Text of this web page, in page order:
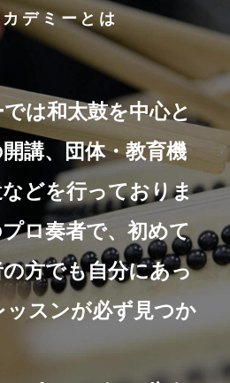
デミーとは
は和太鼓を中心と
講、団体・教育機
どを行っておりま
ロ奏者で、初めて
方でも自分にあっ
スンが必ず見つか